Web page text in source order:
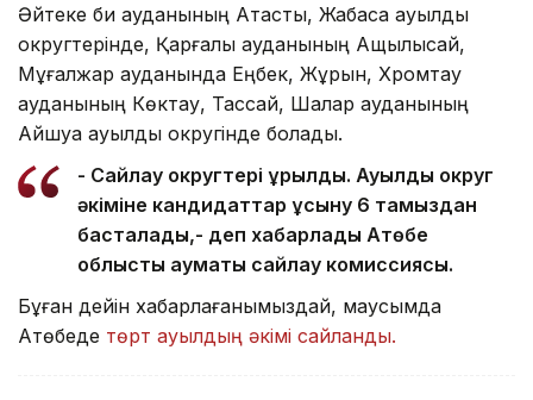
Әйтеке би ауданының Ақтасты, Жабасақ ауылдық
округтерінде, Қарғалы ауданының Ащылысай,
Мұғалжар ауданында Еңбек, Жұрын, Хромтау
ауданының Көктау, Тассай, Шалқар ауданының
Айшуақ ауылдық округінде болады.
- Сайлау округтері құрылды. Ауылдық округ
әкіміне кандидаттар ұсыну 6 тамыздан
басталады,- деп хабарлады Ақтөбе
облыстық аумақтық сайлау комиссиясы.
Бұған дейін хабарлағанымыздай, маусымда
Ақтөбеде төрт ауылдың әкімі сайланды.